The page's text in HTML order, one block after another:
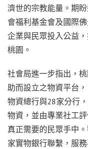
濟世的宗教能量。期
會福利基金會及國際
企業與民眾投入公益
桃園。
社會局進一步指出，
助而設立之物資平台
物資總行與28家分行
物資，並由專業社工
真正需要的民眾手中
家實物銀行聯繫，服務